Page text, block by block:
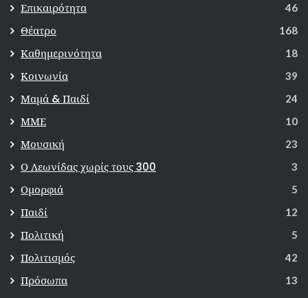
Επικαιρότητα 46
Θέατρο 168
Καθημερινότητα 18
Κοινωνία 39
Μαμά & Παιδί 24
ΜΜΕ 10
Μουσική 23
Ο Λεωνίδας χωρίς τους 300 3
Ομορφιά 5
Παιδί 12
Πολιτική 5
Πολιτισμός 42
Πρόσωπα 13